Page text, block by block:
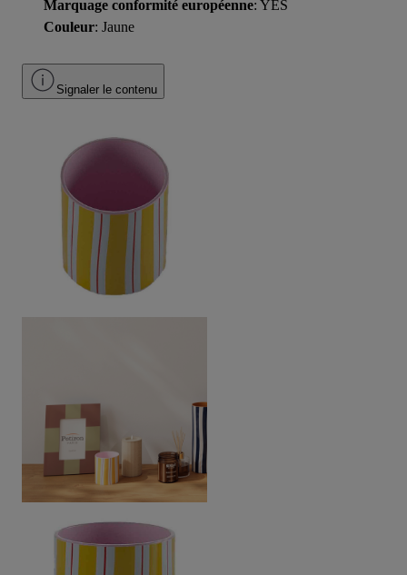
Marquage conformité européenne: YES
Couleur: Jaune
Signaler le contenu